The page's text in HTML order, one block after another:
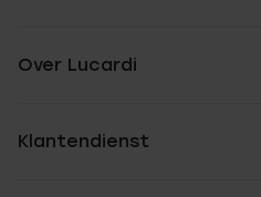
Over Lucardi
Klantendienst